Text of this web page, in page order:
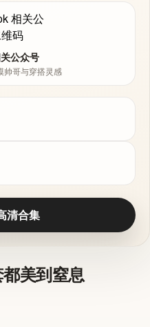
公众号
帅哥与穿搭灵感
清合集
美到窒息